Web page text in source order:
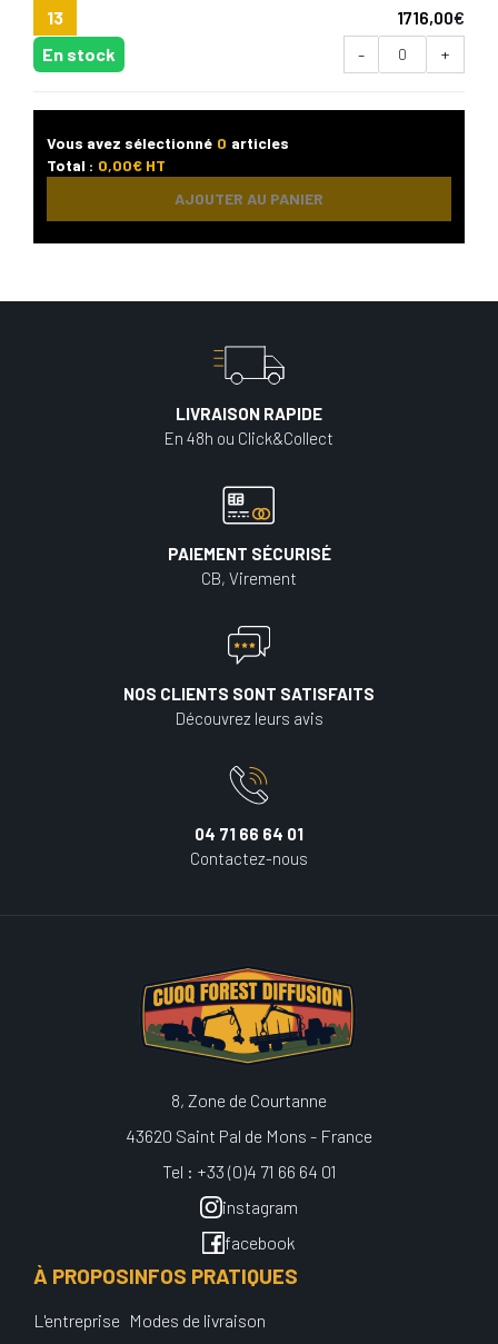
13
1716,00€
En stock
- +
Vous avez sélectionné 0 articles
Total : 0,00€ HT
AJOUTER AU PANIER
LIVRAISON RAPIDE
En 48h ou Click&Collect
PAIEMENT SÉCURISÉ
CB, Virement
NOS CLIENTS SONT SATISFAITS
Découvrez leurs avis
04 71 66 64 01
Contactez-nous
8, Zone de Courtanne
43620 Saint Pal de Mons - France
Tel : +33 (0)4 71 66 64 01
instagram
facebook
À PROPOS
L'entreprise
INFOS PRATIQUES
Modes de livraison